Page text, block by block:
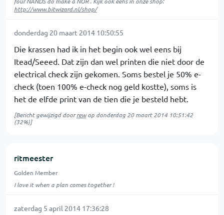
http://www.bitwizard.nl/shop/
donderdag 20 maart 2014 10:50:55
Die krassen had ik in het begin ook wel eens bij
Itead/Seeed. Dat zijn dan wel printen die niet door de
electrical check zijn gekomen. Soms bestel je 50% e-
check (toen 100% e-check nog geld kostte), soms is
het de elfde print van de tien die je besteld hebt.
[Bericht gewijzigd doorrewop donderdag 20 maart 2014 10:51:42
(32%)]
ritmeester
Golden Member
I love it when a plan comes together !
zaterdag 5 april 2014 17:36:28